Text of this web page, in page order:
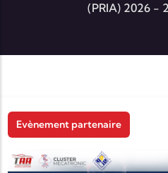
(PRIA) 2026 -
Evènement partenaire